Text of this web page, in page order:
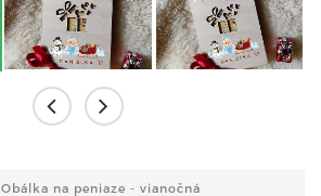
Obálka na peniaze - vianočná